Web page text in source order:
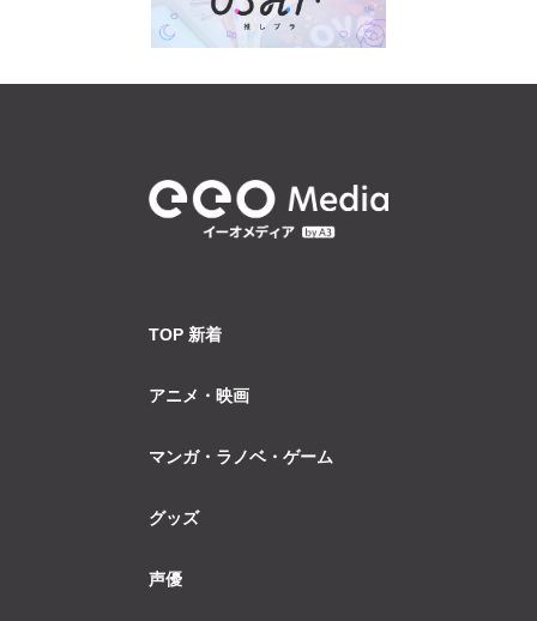
TOP 新着
アニメ・映画
マンガ・ラノベ・ゲーム
グッズ
声優